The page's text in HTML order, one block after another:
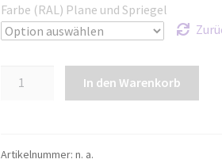
Farbe (RAL) Plane und Spriegel
Jumper
In den Warenkorb
Artikelnummer: n. a.